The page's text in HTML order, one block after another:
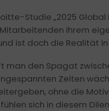
Studie „2025
ihrem
ist doch die Realität
man den Spagat
Zeiten
ohne die
sich in diesem